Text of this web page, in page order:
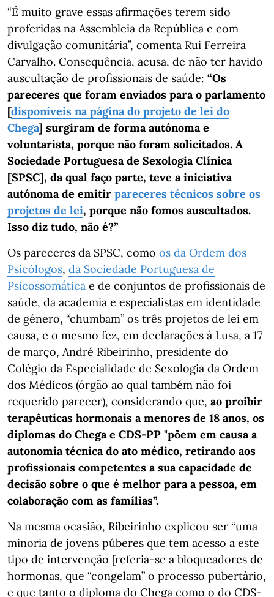
“É muito grave essas afirmações terem sido
proferidas na Assembleia da República e com
divulgação comunitária”, comenta Rui Ferreira
Carvalho. Consequência, acusa, de não ter havido
auscultação de profissionais de saúde: “Os
pareceres que foram enviados para o parlamento
[disponíveis na página do projeto de lei do
Chega] surgiram de forma autónoma e
voluntarista, porque não foram solicitados. A
Sociedade Portuguesa de Sexologia Clínica
[SPSC], da qual faço parte, teve a iniciativa
autónoma de emitir pareceres técnicos sobre os
projetos de lei, porque não fomos auscultados.
Isso diz tudo, não é?”
Os pareceres da SPSC, como os da Ordem dos
Psicólogos, da Sociedade Portuguesa de
Psicossomática e de conjuntos de profissionais de
saúde, da academia e especialistas em identidade
de género, “chumbam” os três projetos de lei em
causa, e o mesmo fez, em declarações à Lusa, a 17
de março, André Ribeirinho, presidente do
Colégio da Especialidade de Sexologia da Ordem
dos Médicos (órgão ao qual também não foi
requerido parecer), considerando que, ao proibir
terapêuticas hormonais a menores de 18 anos, os
diplomas do Chega e CDS-PP "põem em causa a
autonomia técnica do ato médico, retirando aos
profissionais competentes a sua capacidade de
decisão sobre o que é melhor para a pessoa, em
colaboração com as famílias”.
Na mesma ocasião, Ribeirinho explicou ser “uma
minoria de jovens púberes que tem acesso a este
tipo de intervenção [referia-se a bloqueadores de
hormonas, que “congelam” o processo pubertário,
e que tanto o diploma do Chega como o do CDS-